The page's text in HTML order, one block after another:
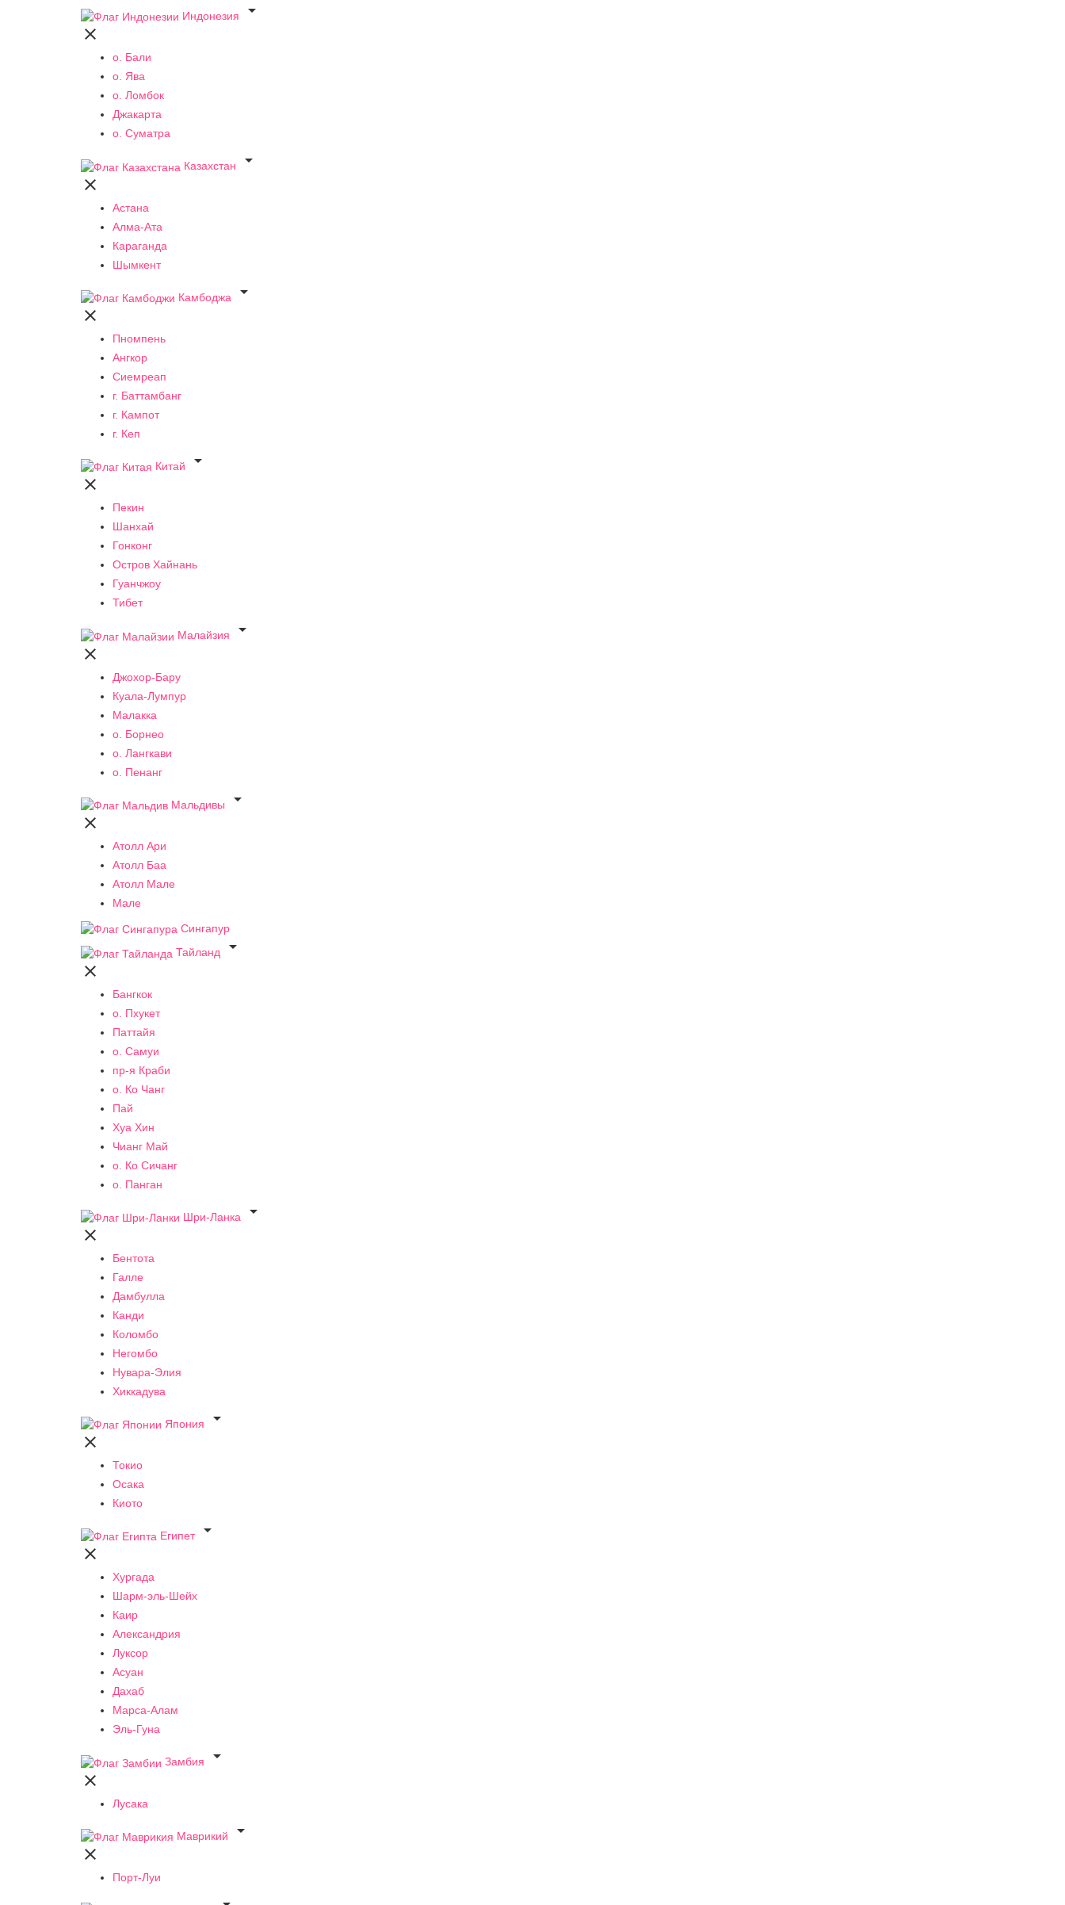
Индонезия


о. Бали
о. Ява
о. Ломбок
Джакарта
о. Суматра
Казахстан


Астана
Алма-Ата
Караганда
Шымкент
Камбоджа


Пномпень
Ангкор
Сиемреап
г. Баттамбанг
г. Кампот
г. Кеп
Китай


Пекин
Шанхай
Гонконг
Остров Хайнань
Гуанчжоу
Тибет
Малайзия


Джохор-Бару
Куала-Лумпур
Малакка
о. Борнео
о. Лангкави
о. Пенанг
Мальдивы


Атолл Ари
Атолл Баа
Атолл Мале
Мале
Сингапур
Тайланд


Бангкок
о. Пхукет
Паттайя
о. Самуи
пр-я Краби
о. Ко Чанг
Пай
Хуа Хин
Чианг Май
о. Ко Сичанг
о. Панган
Шри-Ланка


Бентота
Галле
Дамбулла
Канди
Коломбо
Негомбо
Нувара-Элия
Хиккадува
Япония


Токио
Осака
Киото
Египет


Хургада
Шарм-эль-Шейх
Каир
Александрия
Луксор
Асуан
Дахаб
Марса-Алам
Эль-Гуна
Замбия


Лусака
Маврикий


Порт-Луи